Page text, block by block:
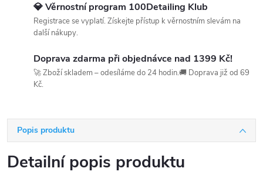
💎 Věrnostní program 100Detailing Klub
Registrace se vyplatí. Získejte přístup k věrnostním slevám na
další nákupy.
Doprava zdarma při objednávce nad 1399 Kč!
🚀 Zboží skladem – odesíláme do 24 hodin.🚚 Doprava již od 69
Kč.
Popis produktu
Detailní popis produktu